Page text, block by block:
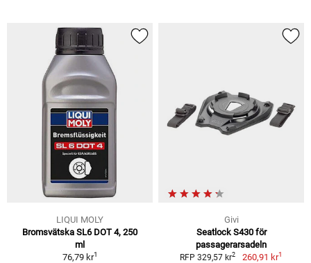
LIQUI MOLY
Bromsvätska SL6 DOT 4, 250
ml
76,79 kr1
Givi
Seatlock S430 för
passagerarsadeln
RFP 329,57 kr2 260,91 kr1